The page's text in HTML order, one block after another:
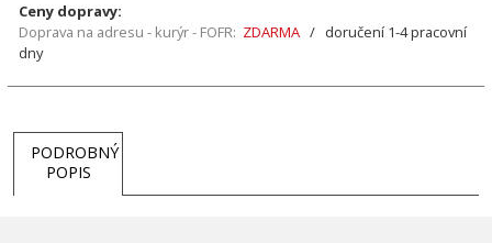
Ceny dopravy:
Doprava na adresu - kurýr - FOFR: ZDARMA / doručení 1-4 pracovní
dny
PODROBNÝ
POPIS